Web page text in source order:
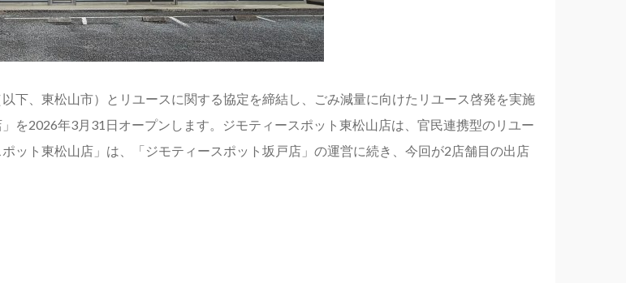
下、東松山市）とリユースに関する協定を締結し、ごみ減量に向けたリユース啓発を実施
を2026年3月31日オープンします。ジモティースポット東松山店は、官民連携型のリユー
ット東松山店」は、「ジモティースポット坂戸店」の運営に続き、今回が2店舗目の出店